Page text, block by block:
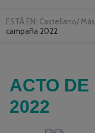
ESTÁ EN: Castellano/
campaña 2022
ACTO
2022